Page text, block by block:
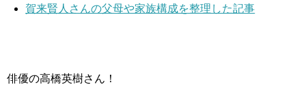
賀来賢人さんの父母や家族構成を整理した記事
俳優の高橋英樹さん！